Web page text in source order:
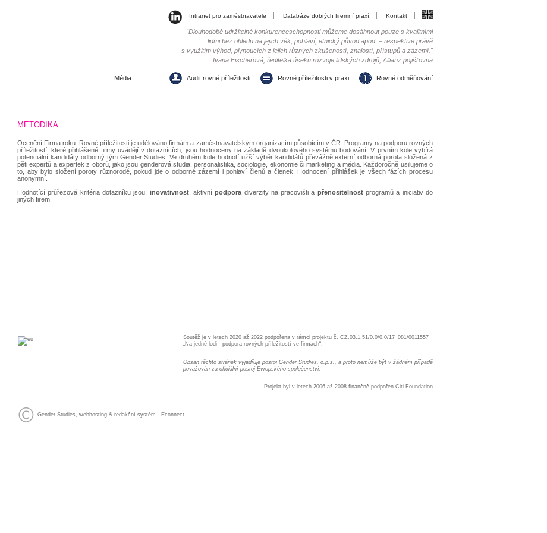
Intranet pro zaměstnavatele Databáze dobrých firemní praxí Kontakt
"Dlouhodobě udržitelné konkurenceschopnosti můžeme dosáhnout pouze s kvalitními
lidmi bez ohledu na jejich věk, pohlaví, etnický původ apod. – respektive právě
s využitím výhod, plynoucích z jejich různých zkušeností, znalostí, přístupů a zázemí."
Ivana Fischerová, ředitelka úseku rozvoje lidských zdrojů, Allianz pojišťovna
Média Audit rovné příležitosti Rovné příležitosti v praxi Rovné odměňování
METODIKA
Ocenění Firma roku: Rovné příležitosti je udělováno firmám a zaměstnavatelským organizacím působícím v ČR. Programy na podporu rovných
příležitostí, které přihlášené firmy uvádějí v dotaznících, jsou hodnoceny na základě dvoukolového systému bodování. V prvním kole vybírá
potenciální kandidáty odborný tým Gender Studies. Ve druhém kole hodnotí užší výběr kandidátů převážně externí odborná porota složená z
pěti expertů a expertek z oborů, jako jsou genderová studia, personalistika, sociologie, ekonomie či marketing a média. Každoročně usilujeme o
to, aby bylo složení poroty různorodé, pokud jde o odborné zázemí i pohlaví členů a členek. Hodnocení přihlášek je všech fázích procesu
anonymní.
Hodnotící průřezová kritéria dotazníku jsou: inovativnost, aktivnípodpora diverzity na pracovišti a přenositelnostprogramů a iniciativ do
jiných firem.
Soutěž je v letech 2020 až 2022 podpořena v rámci projektu č. CZ.03.1.51/0.0/0.0/17_081/0011557
„Na jedné lodi - podpora rovných příležitostí ve firmách“.
Obsah těchto stránek vyjadřuje postoj Gender Studies, o.p.s., a proto nemůže být v žádném případě
považován za oficiální postoj Evropského společenství.
Projekt byl v letech 2006 až 2008 finančně podpořen Citi Foundation
Gender Studies, webhosting & redakční systém - Econnect